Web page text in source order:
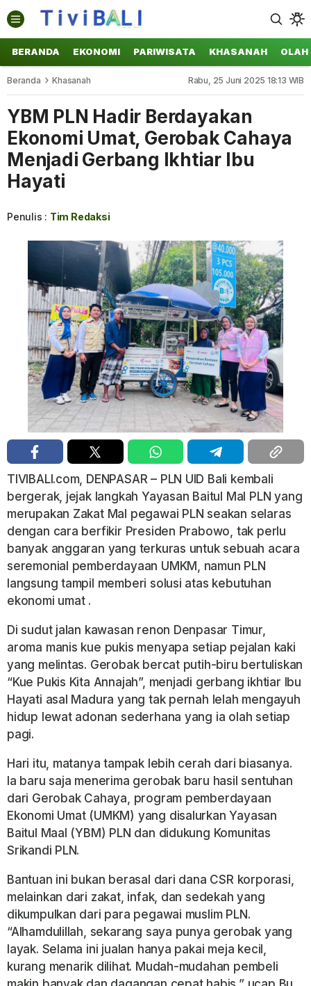
BERANDA EKONOMI PARIWISATA KHASANAH OLAH
Beranda Khasanah Rabu, 25 Juni 2025 18:13 WIB
YBM PLN Hadir Berdayakan
Ekonomi Umat, Gerobak Cahaya
Menjadi Gerbang Ikhtiar Ibu
Hayati
Penulis : Tim Redaksi
TIVIBALI.com, DENPASAR – PLN UID Bali kembali
bergerak, jejak langkah Yayasan Baitul Mal PLN yang
merupakan Zakat Mal pegawai PLN seakan selaras
dengan cara berfikir Presiden Prabowo, tak perlu
banyak anggaran yang terkuras untuk sebuah acara
seremonial pemberdayaan UMKM, namun PLN
langsung tampil memberi solusi atas kebutuhan
ekonomi umat .
Di sudut jalan kawasan renon Denpasar Timur,
aroma manis kue pukis menyapa setiap pejalan kaki
yang melintas. Gerobak bercat putih-biru bertuliskan
“Kue Pukis Kita Annajah”, menjadi gerbang ikhtiar Ibu
Hayati asal Madura yang tak pernah lelah mengayuh
hidup lewat adonan sederhana yang ia olah setiap
pagi.
Hari itu, matanya tampak lebih cerah dari biasanya.
Ia baru saja menerima gerobak baru hasil sentuhan
dari Gerobak Cahaya, program pemberdayaan
Ekonomi Umat (UMKM) yang disalurkan Yayasan
Baitul Maal (YBM) PLN dan didukung Komunitas
Srikandi PLN.
Bantuan ini bukan berasal dari dana CSR korporasi,
melainkan dari zakat, infak, dan sedekah yang
dikumpulkan dari para pegawai muslim PLN.
“Alhamdulillah, sekarang saya punya gerobak yang
layak. Selama ini jualan hanya pakai meja kecil,
kurang menarik dilihat. Mudah-mudahan pembeli